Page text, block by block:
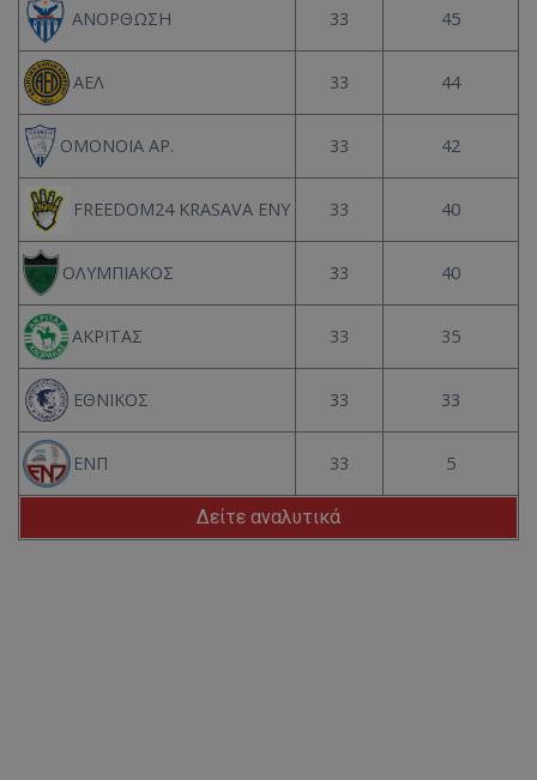
ΑΝΟΡΘΩΣΗ 33 45
ΑΕΛ 33 44
ΟΜΟΝΟΙΑ ΑΡ. 33 42
FREEDOM24 KRASAVA ΕΝΥ 33 40
ΟΛΥΜΠΙΑΚΟΣ 33 40
ΑΚΡΙΤΑΣ 33 35
ΕΘΝΙΚΟΣ 33 33
ΕΝΠ 33 5
Δείτε αναλυτικά